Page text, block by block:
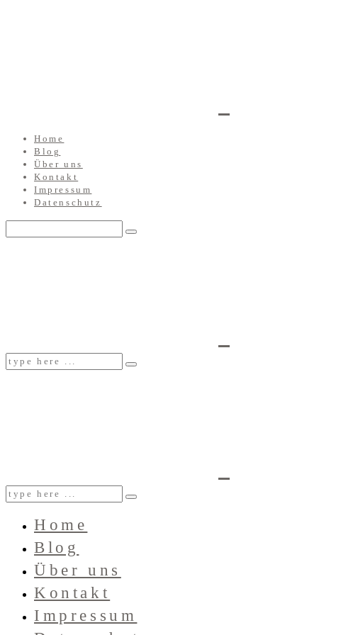
Home
Blog
Über uns
Kontakt
Impressum
Datenschutz
Home
Blog
Über uns
Kontakt
Impressum